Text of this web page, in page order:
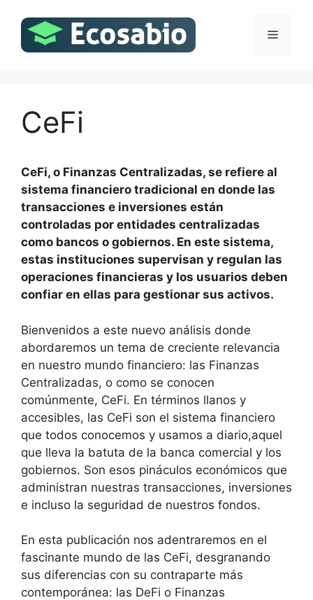
contenido
Menú
CeFi
CeFi, o Finanzas Centralizadas, se refiere al
sistema financiero tradicional en donde las
transacciones e inversiones están
controladas por entidades centralizadas
como bancos o gobiernos. En este sistema,
estas instituciones supervisan y regulan las
operaciones financieras y los usuarios deben
confiar en ellas para gestionar sus activos.
Bienvenidos a este nuevo análisis donde
abordaremos un tema de creciente relevancia
en nuestro mundo financiero: las Finanzas
Centralizadas, o como se conocen
comúnmente, CeFi. En términos llanos y
accesibles, las CeFi son el sistema financiero
que todos conocemos y usamos a diario,aquel
que lleva la batuta de la banca comercial y los
gobiernos. Son esos pináculos económicos que
administran nuestras transacciones, inversiones
e incluso la seguridad de nuestros fondos.
En esta publicación nos adentraremos en el
fascinante mundo de las CeFi, desgranando
sus diferencias con su contraparte más
contemporánea: las DeFi o Finanzas